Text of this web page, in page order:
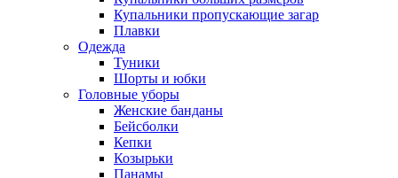
Купальники пропускающие загар
Плавки
Одежда
Туники
Шорты и юбки
Головные уборы
Женские банданы
Бейсболки
Кепки
Козырьки
Панамы